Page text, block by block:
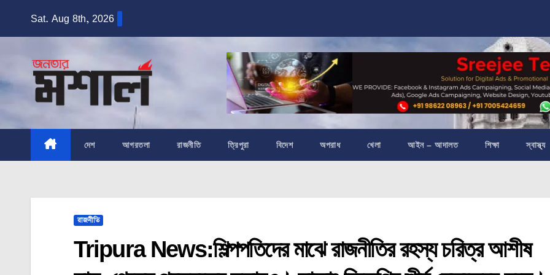
Sat. Aug 8th, 2026
দেশ আগরতলা রাজনীতি ত্রিপুরা বিদেশ অপরাধ খেলা আইন – আদালত শিক্ষা স্বাস্থ্য
রাজনীতি
Tripura News:শিল্পপতিদের মাঝে রাজনীতির রহস্য চরিত্র আশীষ